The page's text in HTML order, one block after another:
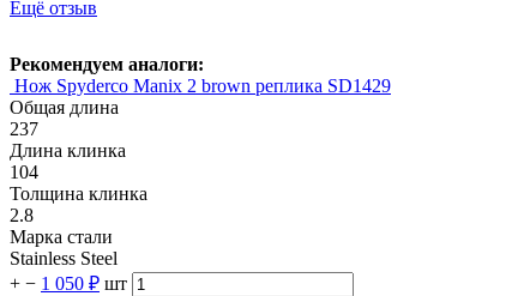
Ещё отзыв
Рекомендуем аналоги:
Нож Spyderco Manix 2 brown реплика SD1429
Общая длина
237
Длина клинка
104
Толщина клинка
2.8
Марка стали
Stainless Steel
+ − 1 050 ₽ шт